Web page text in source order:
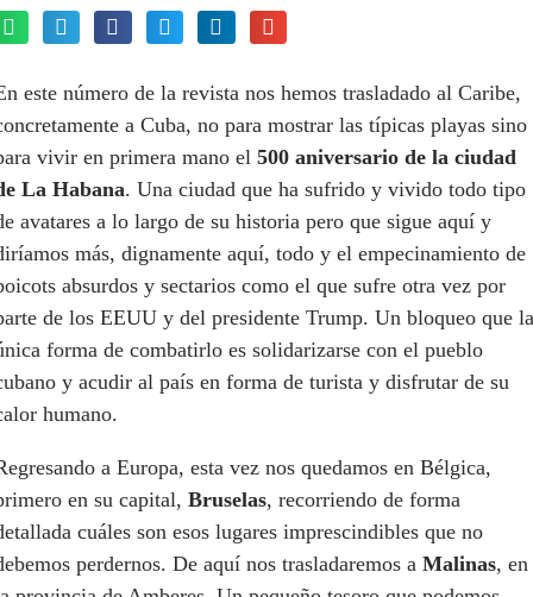
este número de la revista nos hemos trasladado al Caribe,
a Cuba, no para mostrar las típicas playas sino
vivir en primera mano el 500 aniversario de la ciudad
La Habana. Una ciudad que ha sufrido y vivido todo tipo
avatares a lo largo de su historia pero que sigue aquí y
más, dignamente aquí, todo y el empecinamiento de
absurdos y sectarios como el que sufre otra vez por
de los EEUU y del presidente Trump. Un bloqueo que la
forma de combatirlo es solidarizarse con el pueblo
y acudir al país en forma de turista y disfrutar de su
humano.
a Europa, esta vez nos quedamos en Bélgica,
en su capital, Bruselas, recorriendo de forma
cuáles son esos lugares imprescindibles que no
perdernos. De aquí nos trasladaremos a Malinas, en